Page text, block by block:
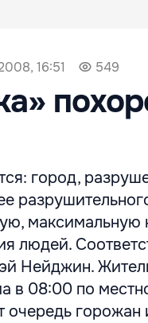
16:51 549
город,
максимальную
людей.
Нейджин.
в 08:00 по
очередь